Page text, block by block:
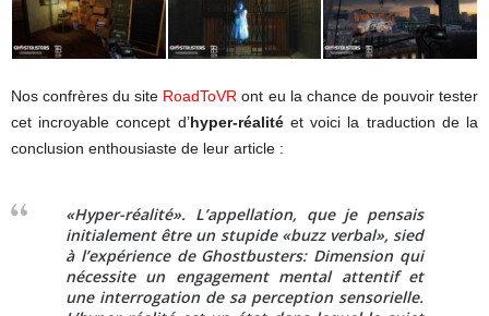
Nos confrères du site RoadToVR ont eu la chance de pouvoir tester
cet incroyable concept d’hyper-réalitéet voici la traduction de la
conclusion enthousiaste de leur article :
«Hyper-réalité». L’appellation, que je pensais
initialement être un stupide «buzz verbal», sied
à l’expérience de Ghostbusters: Dimension qui
nécessite un engagement mental attentif et
une interrogation de sa perception sensorielle.